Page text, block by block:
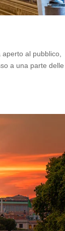
al pubblico,
a una parte delle